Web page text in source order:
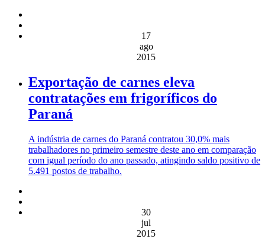
17
ago
2015
Exportação de carnes eleva
contratações em frigoríficos do
Paraná
A indústria de carnes do Paraná contratou 30,0% mais
trabalhadores no primeiro semestre deste ano em comparação
com igual período do ano passado, atingindo saldo positivo de
5.491 postos de trabalho.
30
jul
2015